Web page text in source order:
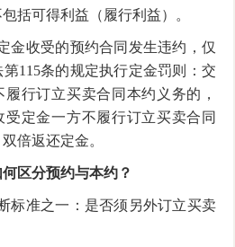
括可得利益（履行利益）。
金收受的预约合同发生违约，仅
115条的规定执行定金罚则：交
行订立买卖合同本约义务的，
受定金一方不履行订立买卖合同
倍返还定金。
何区分预约与本约？
标准之一：是否须另外订立买卖